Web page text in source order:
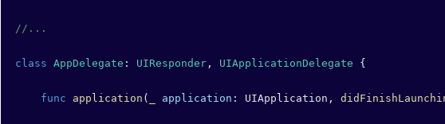
//...
class AppDelegate : UIResponder , UIApplicationDelegate {
    func
application ( application : UIApplication,